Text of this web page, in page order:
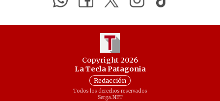
Copyright 2026
La Tecla Patagonia
Redacción
Todos los derechos reservados
Serga.NET